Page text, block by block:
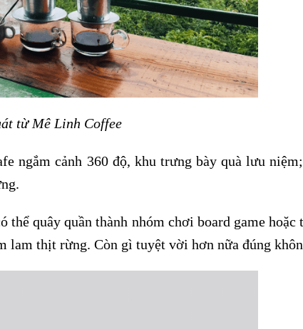
từ Mê Linh Coffee
ngắm cảnh 360 độ, khu trưng bày quà lưu
quây quần thành nhóm chơi board game hoặc
lam thịt rừng. Còn gì tuyệt vời hơn nữa đúng